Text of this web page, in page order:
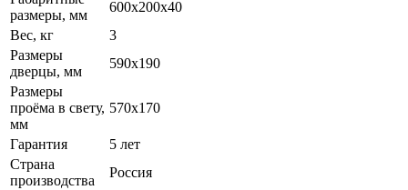
размеры, мм
600х200х40
Вес, кг
3
Размеры
дверцы, мм
590х190
Размеры
проёма в свету,
мм
570х170
Гарантия
5 лет
Страна
производства
Россия